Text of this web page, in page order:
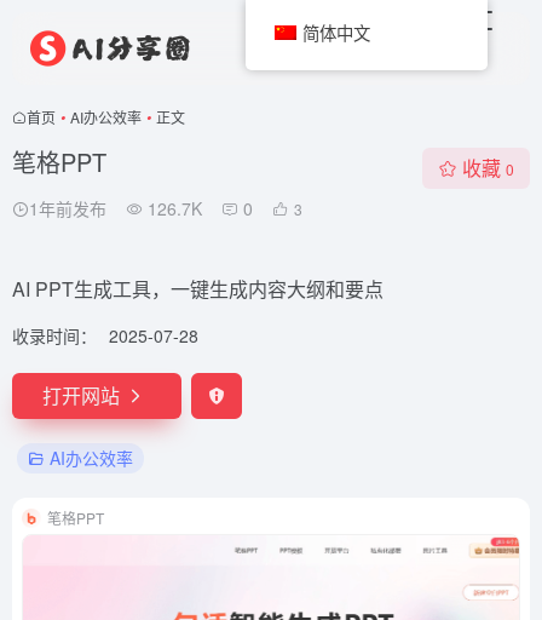
首页 • AI办公效率 • 正文
笔格PPT
1年前发布 126.7K 0 3
收藏 0
AI PPT生成工具，一键生成内容大纲和要点
收录时间： 2025-07-28
打开网站
AI办公效率
笔格PPT
简体中文